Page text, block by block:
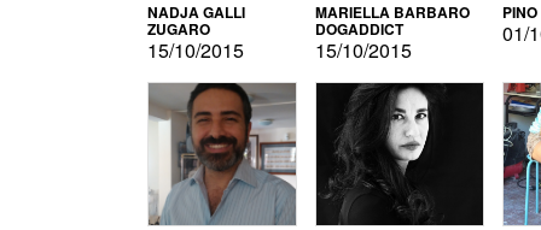
NADJA GALLI
ZUGARO
15/10/2015
MARIELLA BARBARO
DOGADDICT
15/10/2015
01/